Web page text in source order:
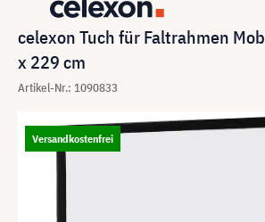
celexon Tuch für Faltrahmen
x 229 cm
Artikel-Nr.: 1090833
Versandkostenfrei